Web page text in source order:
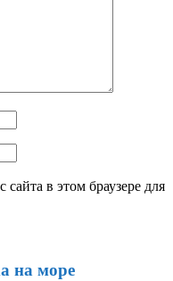
в этом браузере для
на море